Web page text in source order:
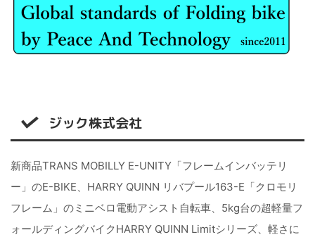
ジック株式会社
新商品TRANS MOBILLY E-UNITY「フレームインバッテリ
ー」のE-BIKE、HARRY QUINN リバプール163-E「クロモリ
フレーム」のミニベロ電動アシスト自転車、5kg台の超軽量フ
ォールディングバイクHARRY QUINN Limitシリーズ、軽さに